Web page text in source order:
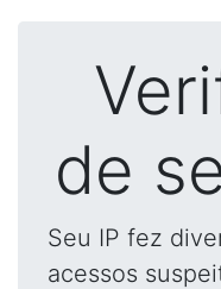
de
Seu IP fez
acessos